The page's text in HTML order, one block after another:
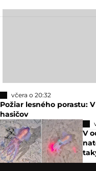
včera o 20:32
Požiar lesného porastu:
hasičov
V